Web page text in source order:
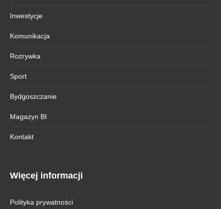
Inwestycje
Komunikacja
Rozrywka
Sport
Bydgoszczanie
Magazyn BI
Kontakt
Więcej informacji
Polityka prywatności